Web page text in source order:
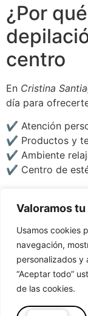
Valoramos
Usamos cookies
navegación,
personalizados y
“Aceptar todo”
de las cookies.
¿Por
centro
En Cristina
día para
✔ Atención
✔ Productos y
✔ Ambiente
✔ Centro de